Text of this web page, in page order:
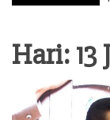
Hari: 13